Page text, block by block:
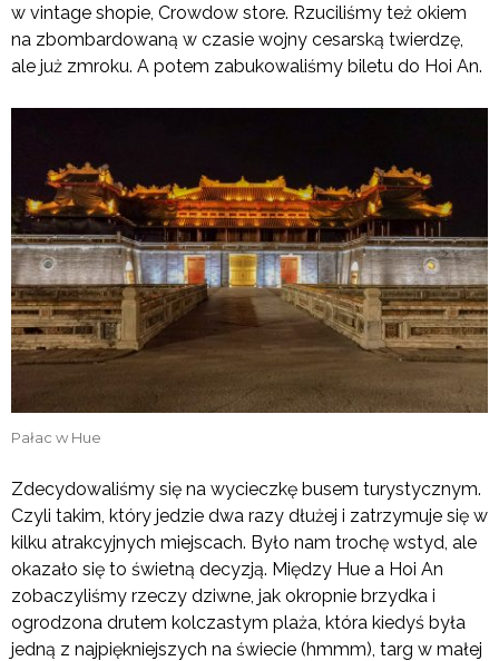
w vintage shopie, Crowdow store. Rzuciliśmy też okiem
na zbombardowaną w czasie wojny cesarską twierdzę,
ale już zmroku. A potem zabukowaliśmy biletu do Hoi An.
Pałac w Hue
Zdecydowaliśmy się na wycieczkę busem turystycznym.
Czyli takim, który jedzie dwa razy dłużej i zatrzymuje się w
kilku atrakcyjnych miejscach. Było nam trochę wstyd, ale
okazało się to świetną decyzją. Między Hue a Hoi An
zobaczyliśmy rzeczy dziwne, jak okropnie brzydka i
ogrodzona drutem kolczastym plaża, która kiedyś była
jedną z najpiękniejszych na świecie (hmmm), targ w małej